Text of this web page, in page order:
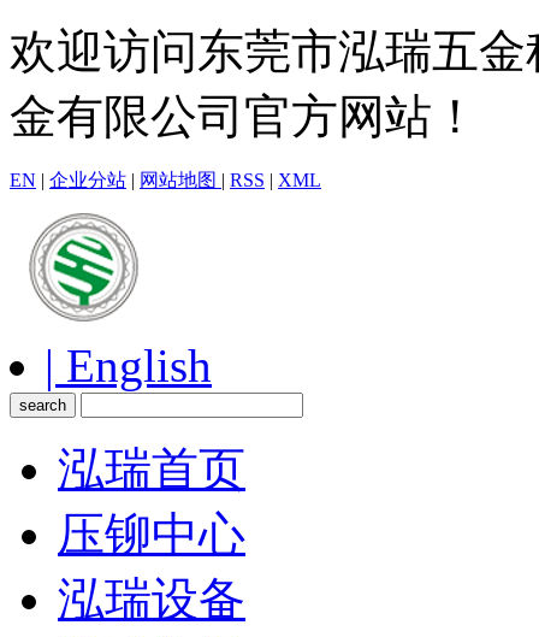
欢迎访问东莞市泓瑞五
金有限公司官方网站！
EN | 企业分站 | 网站地图 | RSS | XML
| English
泓瑞首页
压铆中心
泓瑞设备